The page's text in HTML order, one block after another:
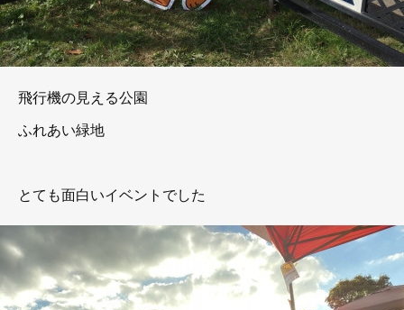
飛行機の見える公園
ふれあい緑地
とても面白いイベントでした